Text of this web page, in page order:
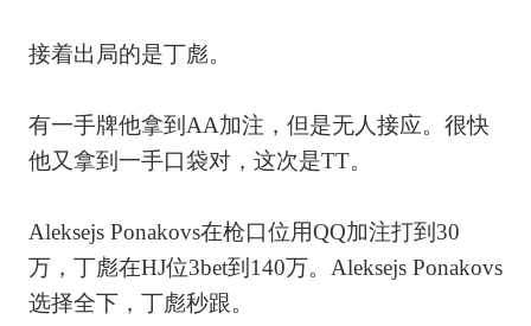
接着出局的是丁彪。
有一手牌他拿到AA加注，但是无人接应。很快
他又拿到一手口袋对，这次是TT。
Aleksejs Ponakovs在枪口位用QQ加注打到30
万，丁彪在HJ位3bet到140万。Aleksejs Ponakovs
选择全下，丁彪秒跟。